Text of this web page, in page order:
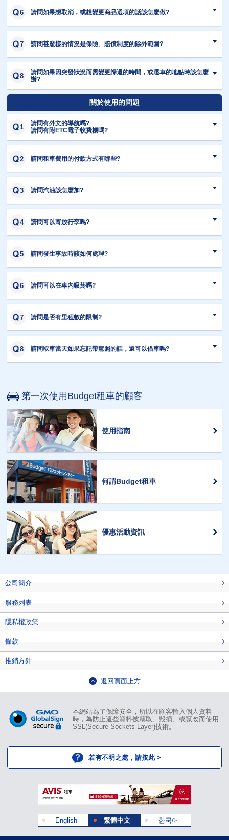
請問如果想取消，或想變更商品選項的話該怎麼做?
請問甚麼樣的情況是保險、賠償制度的除外範圍?
請問如果因突發狀況而需變更歸還的時間，或還車的地點時該怎麼
辦?
關於使用的問題
請問有外文的導航嗎?
請問有附ETC電子收費機嗎?
請問租車費用的付款方式有哪些?
請問汽油該怎麼加?
請問可以寄放行李嗎?
請問發生事故時該如何處理?
請問可以在車內吸菸嗎?
請問是否有里程數的限制?
請問取車當天如果忘記帶駕照的話，還可以借車嗎?
第一次使用Budget租車的顧客
使用指南
何謂Budget租車
優惠活動資訊
公司簡介
服務列表
隱私權政策
條款
推銷方針
返回頁面上方
本網站為了保障安全，所以在顧客輸入個人資料
時，為防止這些資料被竊取、毀損、或竄改而使用
SSL(Secure Sockets Layer)技術。
若有不明之處，請按此 >
English 繁體中文 한국어